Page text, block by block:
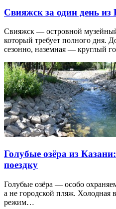
Свияжск за один день из
Свияжск — островной
который требует полного дня.
сезонно, наземная — круглый
Голубые озёра из
поездку
Голубые озёра — особо
а не городской пляж. Холодная
режим…